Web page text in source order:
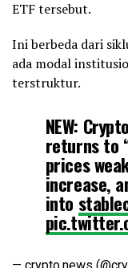
ETF tersebut.
Ini berbeda dari
ada modal
terstruktur.
NEW:
returns to
prices
increase,
into